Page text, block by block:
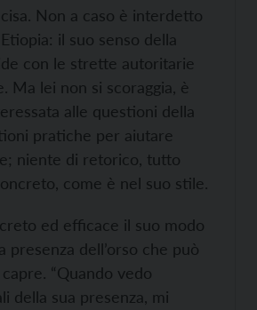
Non a caso è interdetto
il suo senso della
con le strette autoritarie
Ma lei non si scoraggia, è
alle questioni della
pratiche per aiutare
niente di retorico, tutto
come è nel suo stile.
ed efficace il suo modo
presenza dell’orso che può
“Quando vedo
della sua presenza, mi